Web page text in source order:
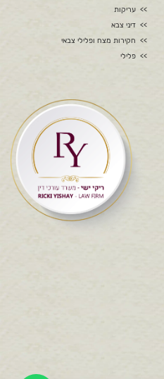
עריקות
דיני צבא
חקירות מצח ופלילי צבאי
פלילי